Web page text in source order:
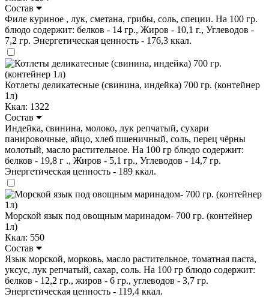
Состав
Филе куриное , лук, сметана, грибы, соль, специи. На 100 гр.
блюдо содержит: белков - 14 гр., Жиров - 10,1 г., Углеводов -
7,2 гр. Энергетическая ценность - 176,3 ккал.
Котлеты деликатесные (свинина, индейка) 700 гр. (контейнер
1л)
Ккал: 1322
Состав
Индейка, свинина, молоко, лук репчатый, сухари
панировочные, яйцо, хлеб пшеничный, соль, перец чёрны
молотый, масло растительное. На 100 гр блюдо содержит:
белков - 19,8 г ., Жиров - 5,1 гр., Углеводов - 14,7 гр.
Энергетическая ценность - 189 ккал.
Морской язык под овощным маринадом- 700 гр. (контейнер
1л)
Ккал: 550
Состав
Язык морской, морковь, масло растительное, томатная паста,
уксус, лук репчатый, сахар, соль. На 100 гр блюдо содержит:
белков - 12,2 гр., жиров - 6 гр., углеводов - 3,7 гр.
Энергетическая ценность - 119,4 ккал.